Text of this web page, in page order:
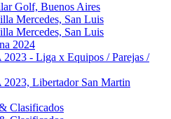
Golf, Buenos Aires
Mercedes, San Luis
Mercedes, San Luis
2024
- Liga x Equipos / Parejas /
Libertador San Martin
Clasificados